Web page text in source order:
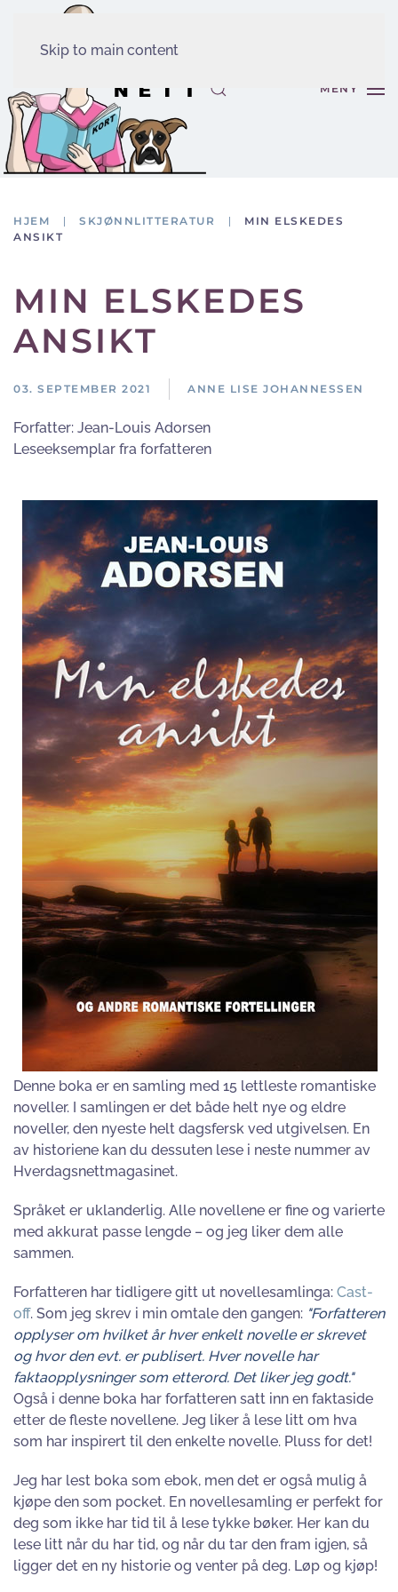
Skip to main content
MENY
HJEM SKJØNNLITTERATUR
MIN ELSKEDES
ANSIKT
MIN ELSKEDES
ANSIKT
03. SEPTEMBER 2021 ANNE LISE JOHANNESSEN
Forfatter: Jean-Louis Adorsen
Leseeksemplar fra forfatteren
Denne boka er en samling med 15 lettleste romantiske
noveller. I samlingen er det både helt nye og eldre
noveller, den nyeste helt dagsfersk ved utgivelsen. En
av historiene kan du dessuten lese i neste nummer av
Hverdagsnettmagasinet.
Språket er uklanderlig. Alle novellene er fine og varierte
med akkurat passe lengde – og jeg liker dem alle
sammen.
Forfatteren har tidligere gitt ut novellesamlinga: Cast-
off. Som jeg skrev i min omtale den gangen: "Forfatteren
opplyser om hvilket år hver enkelt novelle er skrevet
og hvor den evt. er publisert. Hver novelle har
faktaopplysninger som etterord. Det liker jeg godt."
Også i denne boka har forfatteren satt inn en faktaside
etter de fleste novellene. Jeg liker å lese litt om hva
som har inspirert til den enkelte novelle. Pluss for det!
Jeg har lest boka som ebok, men det er også mulig å
kjøpe den som pocket. En novellesamling er perfekt for
deg som ikke har tid til å lese tykke bøker. Her kan du
lese litt når du har tid, og når du tar den fram igjen, så
ligger det en ny historie og venter på deg. Løp og kjøp!